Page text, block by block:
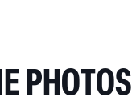
PHOTOS